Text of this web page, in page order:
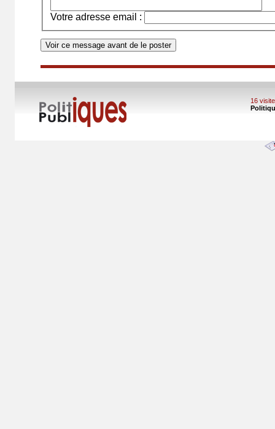
Votre adresse email :
16